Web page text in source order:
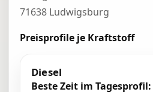
71638 Ludwigsburg
Preisprofile je Kraftstoff
Diesel
Beste Zeit im Tagesprofil: